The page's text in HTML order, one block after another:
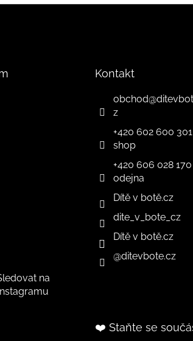
na
Kontakt
obchod@
z
+420 602 600
shop
+420 606 028
odejna
Dítě v botě.cz
dite_v_bote_cz
Dítě v botě.cz
@ditevbote.cz
❤️ Staňte se